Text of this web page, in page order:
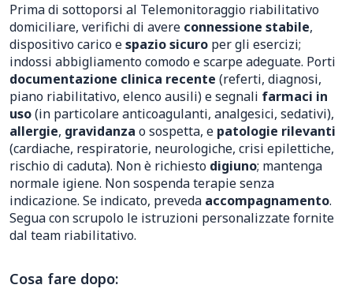
Prima di sottoporsi al Telemonitoraggio riabilitativo
domiciliare, verifichi di avere connessione stabile,
dispositivo carico espazio sicuro per gli esercizi;
indossi abbigliamento comodo e scarpe adeguate. Porti
documentazione clinica recente (referti, diagnosi,
piano riabilitativo, elenco ausili) e segnali farmaci in
uso(in particolare anticoagulanti, analgesici, sedativi),
allergie, gravidanza o sospetta, e patologie rilevanti
(cardiache, respiratorie, neurologiche, crisi epilettiche,
rischio di caduta). Non è richiesto digiuno; mantenga
normale igiene. Non sospenda terapie senza
indicazione. Se indicato, preveda accompagnamento.
Segua con scrupolo le istruzioni personalizzate fornite
dal team riabilitativo.
Cosa fare dopo: